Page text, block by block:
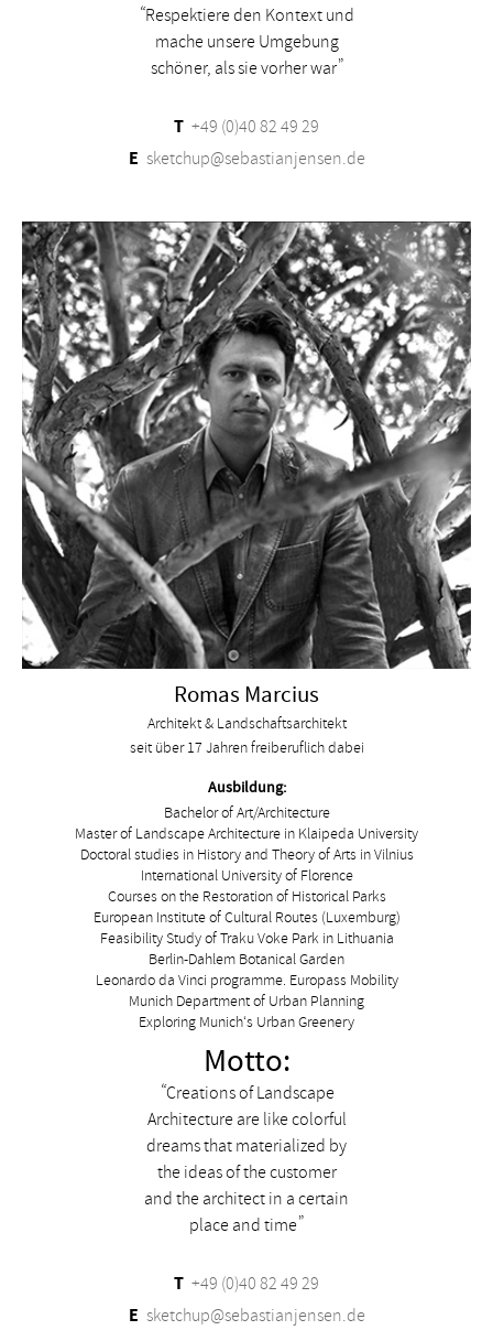
Respektiere den Kontext und
mache unsere Umgebung
schöner, als sie vorher war
T +49 (0)40 82 49 29
E sketchup@sebastianjensen.de
Romas Marcius
Architekt & Landschaftsarchitekt
seit über 17 Jahren freiberuflich dabei
Ausbildung:
Bachelor of Art/Architecture
Master of Landscape Architecture in Klaipeda University
Doctoral studies in History and Theory of Arts in Vilnius
International University of Florence
Courses on the Restoration of Historical Parks
European Institute of Cultural Routes (Luxemburg)
Feasibility Study of Traku Voke Park in Lithuania
Berlin-Dahlem Botanical Garden
Leonardo da Vinci programme. Europass Mobility
Munich Department of Urban Planning
Exploring Munich‘s Urban Greenery
Motto:
Creations of Landscape
Architecture are like colorful
dreams that materialized by
the ideas of the customer
and the architect in a certain
place and time
T +49 (0)40 82 49 29
E sketchup@sebastianjensen.de